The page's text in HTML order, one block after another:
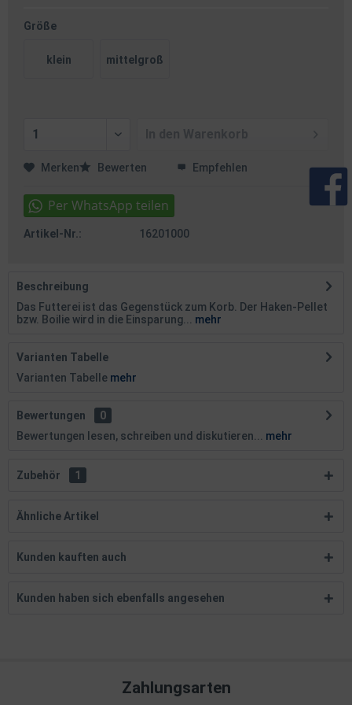
Größe
klein mittelgroß
Merken Bewerten Empfehlen
Artikel-Nr.: 16201000
Beschreibung
Das Futterei ist das Gegenstück zum Korb. Der Haken-Pellet
bzw. Boilie wird in die Einsparung...
mehr
Varianten Tabelle
Varianten Tabelle mehr
Bewertungen
0
Bewertungen lesen, schreiben und diskutieren...
mehr
Zubehör 1
Ähnliche Artikel
Kunden kauften auch
Kunden haben sich ebenfalls angesehen
Zahlungsarten